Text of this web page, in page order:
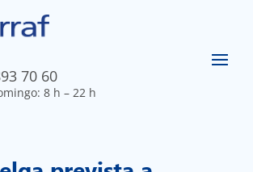
70 60
8 h – 22 h